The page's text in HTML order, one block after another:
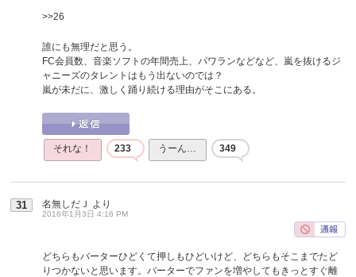
>>26
誰にも無理だと思う。
FC会員数、音楽ソフトの年間売上、パワランなどなど、嵐を抜けるジ
ャニーズのタレントはもう出ないのでは？
嵐が未だに、激しく踊り続ける理由がそこにある。
それな！ 233 うーん… 349
31 名無しだＪ より
2016年1月3日 4:16 PM
どちらもバーターひどくて押しもひどいけど、どちらもそこまでたど
りつかないと思います。バーターでファンを増やしてもきっとすぐ離